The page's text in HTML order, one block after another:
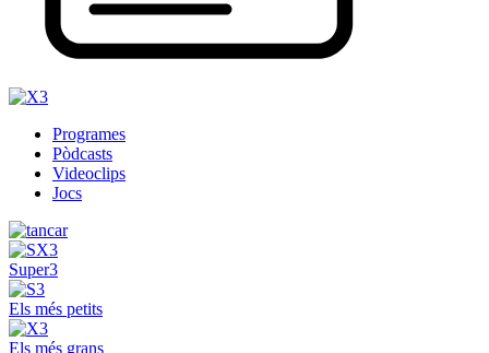
Programes
Pòdcasts
Videoclips
Jocs
Super3
Els més petits
Els més grans